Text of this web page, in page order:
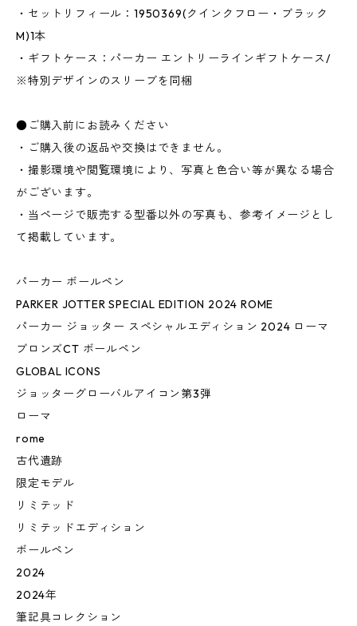
・セットリフィール：1950369(クインクフロー・ブラック
M)1本
・ギフトケース：パーカー エントリーラインギフトケース/
※特別デザインのスリーブを同梱
●ご購入前にお読みください
・ご購入後の返品や交換はできません。
・撮影環境や閲覧環境により、写真と色合い等が異なる場合
がございます。
・当ページで販売する型番以外の写真も、参考イメージとし
て掲載しています。
パーカー ボールペン
PARKER JOTTER SPECIAL EDITION 2024 ROME
パーカー ジョッター スペシャルエディション 2024 ローマ
ブロンズCT ボールペン
GLOBAL ICONS
ジョッターグローバルアイコン第3弾
ローマ
rome
古代遺跡
限定モデル
リミテッド
リミテッドエディション
ボールペン
2024
2024年
筆記具コレクション